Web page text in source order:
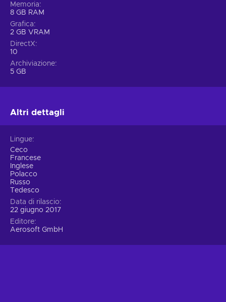
Memoria
8 GB RAM
Grafica
2 GB VRAM
DirectX
10
Archiviazione
5 GB
Altri dettagli
Lingue
Ceco
Francese
Inglese
Polacco
Russo
Tedesco
Data di rilascio
22 giugno 2017
Editore
Aerosoft GmbH